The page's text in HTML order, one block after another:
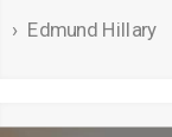
Edmund Hillary